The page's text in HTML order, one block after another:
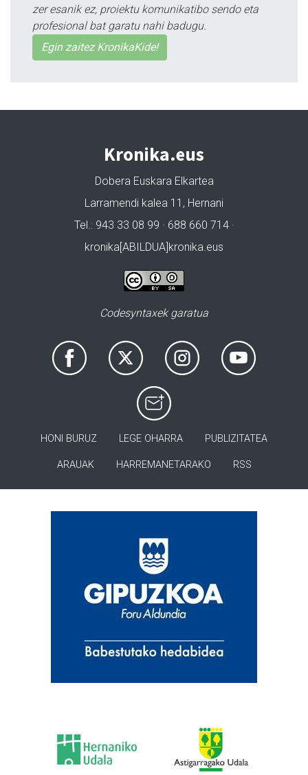
zer esanik ez, proiektu komunikatibo sendo eta
profesional bat garatu nahi badugu.
Egin zaitez KronikaKide!
Kronika.eus
Dobera Euskara Elkartea
Larramendi kalea 11, Hernani
Tel.: 943 33 08 99 · 688 660 714 ·
kronika[ABILDUA]kronika.eus
Codesyntaxek garatua
HONI BURUZ LEGE OHARRA PUBLIZITATEA
ARAUAK HARREMANETARAKO RSS